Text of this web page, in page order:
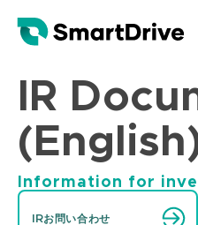
IR
Information for
IRお問い合わせ